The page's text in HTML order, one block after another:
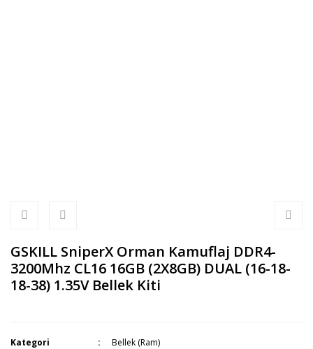
GSKILL SniperX Orman Kamuflaj DDR4-
3200Mhz CL16 16GB (2X8GB) DUAL (16-18-
18-38) 1.35V Bellek Kiti
Kategori
Bellek (Ram)